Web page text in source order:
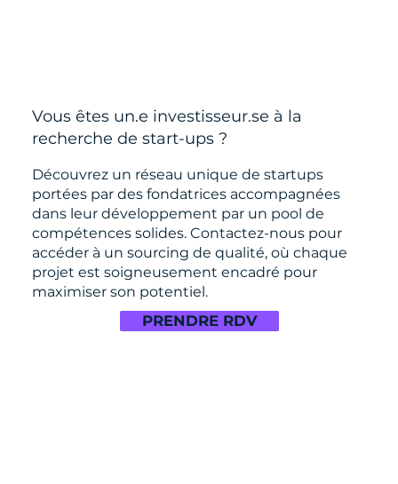
Vous êtes un.e investisseur.se à la
recherche de start-ups ?
Découvrez un réseau unique de startups
portées par des fondatrices accompagnées
dans leur développement par un pool de
compétences solides. Contactez-nous pour
accéder à un sourcing de qualité, où chaque
projet est soigneusement encadré pour
maximiser son potentiel.
PRENDRE RDV